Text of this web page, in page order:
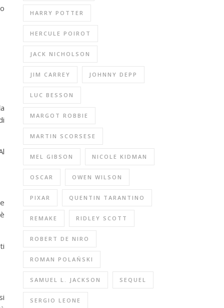
HARRY POTTER
HERCULE POIROT
JACK NICHOLSON
JIM CARREY JOHNNY DEPP
LUC BESSON
MARGOT ROBBIE
MARTIN SCORSESE
MEL GIBSON NICOLE KIDMAN
OSCAR OWEN WILSON
PIXAR QUENTIN TARANTINO
REMAKE RIDLEY SCOTT
ROBERT DE NIRO
ROMAN POLAŃSKI
SAMUEL L. JACKSON SEQUEL
SERGIO LEONE